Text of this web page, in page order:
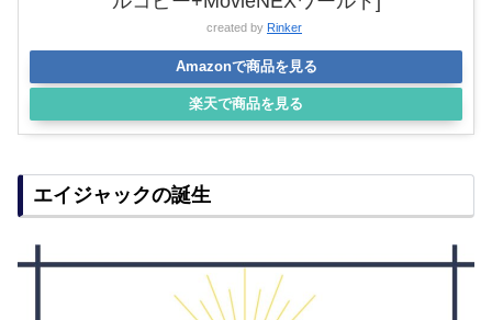
created by Rinker
Amazonで商品を見る
楽天で商品を見る
エイジャックの誕生